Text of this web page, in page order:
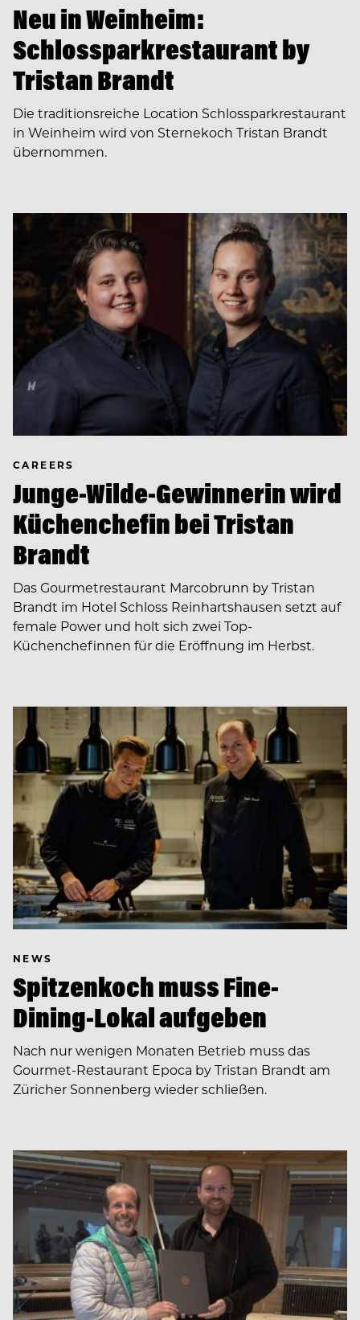
Neu in Weinheim:
Schlossparkrestaurant by
Tristan Brandt
Die traditionsreiche Location Schlossparkrestaurant
in Weinheim wird von Sternekoch Tristan Brandt
übernommen.
CAREERS
Junge-Wilde-Gewinnerin wird
Küchenchefin bei Tristan
Brandt
Das Gourmetrestaurant Marcobrunn by Tristan
Brandt im Hotel Schloss Reinhartshausen setzt auf
female Power und holt sich zwei Top-
Küchenchefinnen für die Eröffnung im Herbst.
NEWS
Spitzenkoch muss Fine-
Dining-Lokal aufgeben
Nach nur wenigen Monaten Betrieb muss das
Gourmet-Restaurant Epoca by Tristan Brandt am
Züricher Sonnenberg wieder schließen.